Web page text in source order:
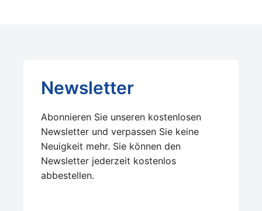
Newsletter
Abonnieren Sie unseren kostenlosen
Newsletter und verpassen Sie keine
Neuigkeit mehr. Sie können den
Newsletter jederzeit kostenlos
abbestellen.